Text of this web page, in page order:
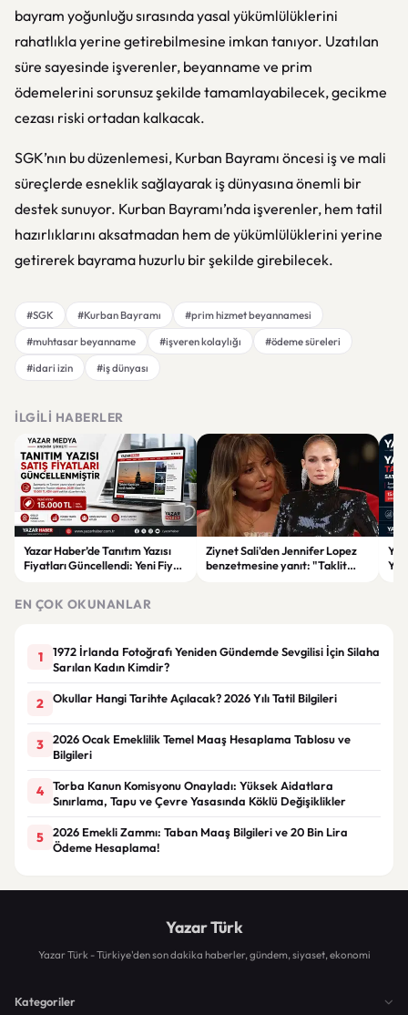
bayram yoğunluğu sırasında yasal yükümlülüklerini
rahatlıkla yerine getirebilmesine imkan tanıyor. Uzatılan
süre sayesinde işverenler, beyanname ve prim
ödemelerini sorunsuz şekilde tamamlayabilecek, gecikme
cezası riski ortadan kalkacak.
SGK’nın bu düzenlemesi, Kurban Bayramı öncesi iş ve mali
süreçlerde esneklik sağlayarak iş dünyasına önemli bir
destek sunuyor. Kurban Bayramı’nda işverenler, hem tatil
hazırlıklarını aksatmadan hem de yükümlülüklerini yerine
getirerek bayrama huzurlu bir şekilde girebilecek.
#SGK #Kurban Bayramı
#prim hizmet beyannamesi
#muhtasar beyanname
#işveren kolaylığı
#ödeme süreleri
#idari izin
#iş dünyası
İLGILI HABERLER
Yazar Haber’de Tanıtım Yazısı
Fiyatları Güncellendi: Yeni Fiyat
Ziynet Sali'den Jennifer Lopez
benzetmesine yanıt: "Taklit
EN ÇOK OKUNANLAR
1
1972 İrlanda Fotoğrafı Yeniden Gündemde Sevgilisi İçin Silaha
Sarılan Kadın Kimdir?
2 Okullar Hangi Tarihte Açılacak? 2026 Yılı Tatil Bilgileri
3
2026 Ocak Emeklilik Temel Maaş Hesaplama Tablosu ve
Bilgileri
4
Torba Kanun Komisyonu Onayladı: Yüksek Aidatlara
Sınırlama, Tapu ve Çevre Yasasında Köklü Değişiklikler
5
2026 Emekli Zammı: Taban Maaş Bilgileri ve 20 Bin Lira
Ödeme Hesaplama!
Yazar Türk
Yazar Türk - Türkiye'den son dakika haberler, gündem, siyaset, ekonomi
Kategoriler